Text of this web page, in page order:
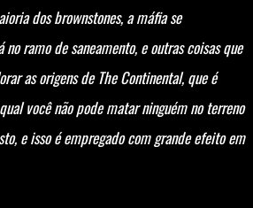
dos brownstones, a máfia se
ramo de saneamento, e outras coisas que
as origens de The Continental, que é
você não pode matar ninguém no terreno
e isso é empregado com grande efeito em